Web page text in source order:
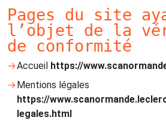
Pages du site
l’objet de la
de conformité
Accueil https://
Mentions légales
https://
legales.html